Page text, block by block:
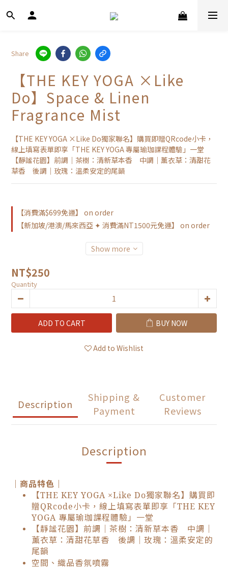
Share
【THE KEY YOGA ×Like
Do】Space & Linen
Fragrance Mist
【THE KEY YOGA ×Like Do獨家聯名】購買即贈QRcode小卡，
線上填寫表單即享「THE KEY YOGA 專屬瑜珈課程體驗」一堂
【靜謐花園】前調｜茶樹：清新草本香　中調｜薰衣草：清甜花
草香　後調｜玫瑰：溫柔安定的尾韻
【消費滿$699免運】 on order
【新加坡/港澳/馬來西亞 ✦ 消費滿NT1500元免運】 on order
Show more
NT$250
Quantity
ADD TO CART BUY NOW
Add to Wishlist
Description
Shipping &
Payment
Customer
Reviews
Description
｜商品特色｜
【THE KEY YOGA ×Like Do獨家聯名】購買即
贈QRcode小卡，線上填寫表單即享「THE KEY
YOGA 專屬瑜珈課程體驗」一堂
【靜謐花園】前調｜茶樹：清新草本香 中調｜
薰衣草：清甜花草香 後調｜玫瑰：溫柔安定的
尾韻
空間、織品香氛噴霧